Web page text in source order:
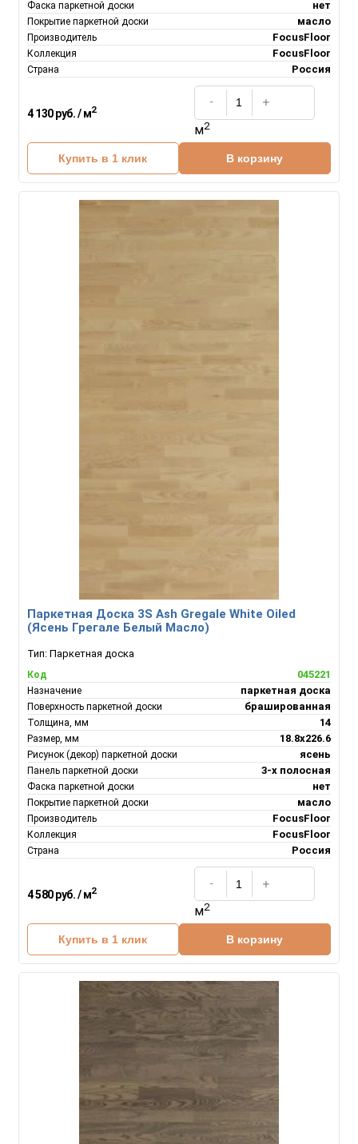
Фаска паркетной доски нет
Покрытие паркетной доски масло
Производитель FocusFloor
Коллекция FocusFloor
Страна Россия
4 130 руб. / м2
м2
Купить в 1 клик В корзину
Паркетная Доска 3S Ash Gregale White Oiled
(Ясень Грегале Белый Масло)
Тип: Паркетная доска
Код 045221
Назначение паркетная доска
Поверхность паркетной доски брашированная
Толщина, мм 14
Размер, мм 18.8х226.6
Рисунок (декор) паркетной доски ясень
Панель паркетной доски 3-х полосная
Фаска паркетной доски нет
Покрытие паркетной доски масло
Производитель FocusFloor
Коллекция FocusFloor
Страна Россия
4 580 руб. / м2
м2
Купить в 1 клик В корзину